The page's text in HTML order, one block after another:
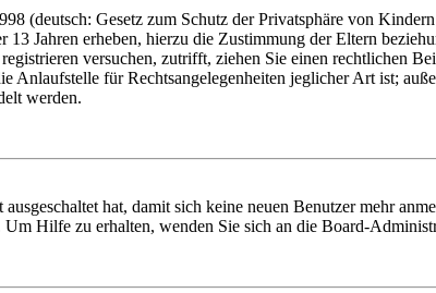
(deutsch: Gesetz zum Schutz der Privatsphäre von
Jahren erheben, hierzu die Zustimmung der Eltern
versuchen, zutrifft, ziehen Sie einen rechtlichen
Anlaufstelle für Rechtsangelegenheiten jeglicher Art ist;
werden.
hat, damit sich keine neuen Benutzer mehr
Hilfe zu erhalten, wenden Sie sich an die Board-